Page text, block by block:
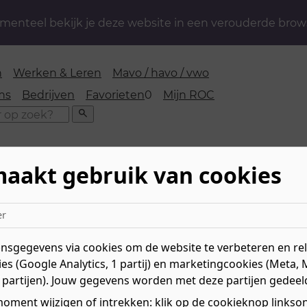
bekijk je deze website in een verouderde
Werken & Leren
Mavo / havo / vwo
Bedrijven Favorieten0 favorieten
Mijn ROC
Zoeken
Transport en Logistiek » Transport & Logistiek
aan toe gaat? Tijdens de
je de basis van
gebruik van cookies
via cookies om de website te verbeteren en
(Google Analytics, 1 partij) en marketingcookies (Meta,
Jouw gegevens worden met deze partijen
wijzigen of intrekken: klik op de cookieknop